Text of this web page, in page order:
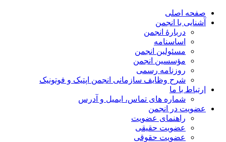
صفحه اصلی
آشنایی با انجمن
دربارۀ انجمن
اساسنامه
مسئولین انجمن
مؤسسین انجمن
روزنامه رسمی
شرح وظایف سازمانی انجمن اپتیک و فوتونیک
ارتباط با ما
شماره های تماس، ایمیل و آدرس
عضویت در انجمن
راهنمای عضویت
عضویت حقیقی
عضویت حقوقی